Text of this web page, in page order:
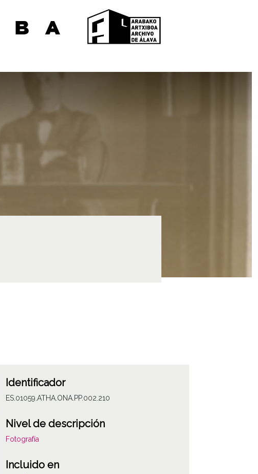
Identificador
ES.01059.ATHA.ONA.PP.002.210
Nivel de descripción
Fotografía
Incluido en